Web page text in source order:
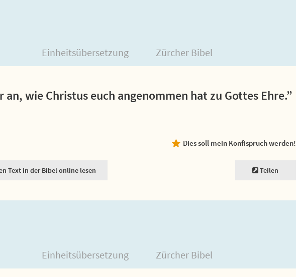
Einheitsübersetzung Zürcher Bibel
wie Christus euch angenommen hat zu Gottes Ehre.”
Dies soll mein Konfispruch werden!
Text in der Bibel online lesen Teilen
Einheitsübersetzung Zürcher Bibel